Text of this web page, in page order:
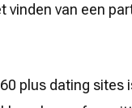
vinden van een
plus dating